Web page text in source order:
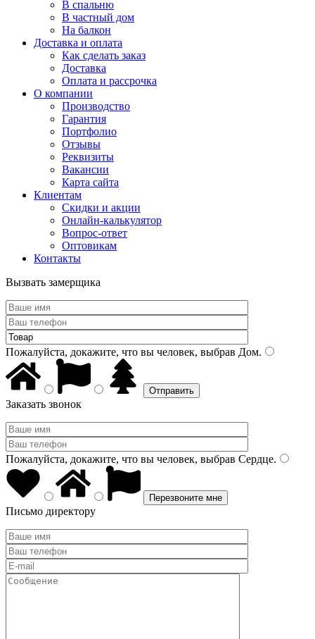
В спальню
В частный дом
На балкон
Доставка и оплата
Как сделать заказ
Доставка
Оплата и рассрочка
О компании
Производство
Гарантия
Портфолио
Отзывы
Реквизиты
Вакансии
Карта сайта
Клиентам
Скидки и акции
Онлайн-калькулятор
Вопрос-ответ
Оптовикам
Контакты
Вызвать замерщика
Пожалуйста, докажите, что вы человек, выбрав Дом.
Заказать звонок
Пожалуйста, докажите, что вы человек, выбрав Сердце.
Письмо директору